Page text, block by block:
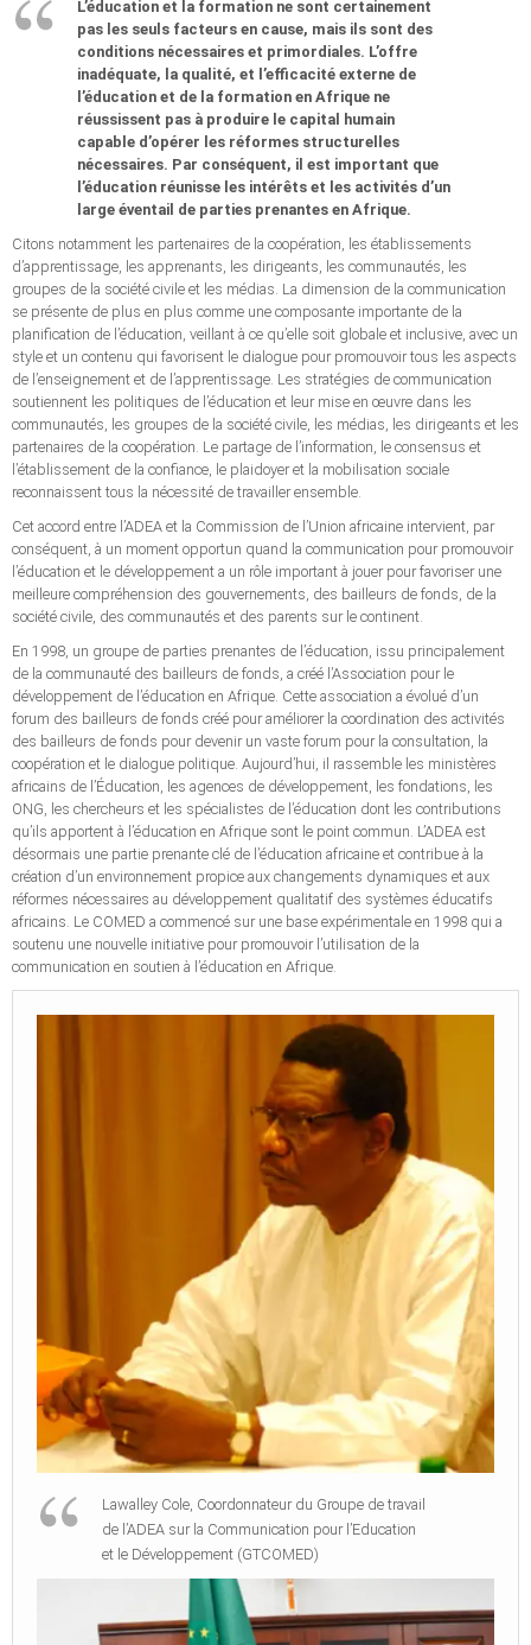
L’éducation et la formation ne sont certainement
pas les seuls facteurs en cause, mais ils sont des
conditions nécessaires et primordiales. L’offre
inadéquate, la qualité, et l’efficacité externe de
l’éducation et de la formation en Afrique ne
réussissent pas à produire le capital humain
capable d’opérer les réformes structurelles
nécessaires. Par conséquent, il est important que
l’éducation réunisse les intérêts et les activités d’un
large éventail de parties prenantes en Afrique.
Citons notamment les partenaires de la coopération, les établissements
d’apprentissage, les apprenants, les dirigeants, les communautés, les
groupes de la société civile et les médias. La dimension de la communication
se présente de plus en plus comme une composante importante de la
planification de l’éducation, veillant à ce qu’elle soit globale et inclusive, avec un
style et un contenu qui favorisent le dialogue pour promouvoir tous les aspects
de l’enseignement et de l’apprentissage. Les stratégies de communication
soutiennent les politiques de l’éducation et leur mise en œuvre dans les
communautés, les groupes de la société civile, les médias, les dirigeants et les
partenaires de la coopération. Le partage de l’information, le consensus et
l’établissement de la confiance, le plaidoyer et la mobilisation sociale
reconnaissent tous la nécessité de travailler ensemble.
Cet accord entre l’ADEA et la Commission de l’Union africaine intervient, par
conséquent, à un moment opportun quand la communication pour promouvoir
l’éducation et le développement a un rôle important à jouer pour favoriser une
meilleure compréhension des gouvernements, des bailleurs de fonds, de la
société civile, des communautés et des parents sur le continent.
En 1998, un groupe de parties prenantes de l’éducation, issu principalement
de la communauté des bailleurs de fonds, a créé l’Association pour le
développement de l’éducation en Afrique. Cette association a évolué d’un
forum des bailleurs de fonds créé pour améliorer la coordination des activités
des bailleurs de fonds pour devenir un vaste forum pour la consultation, la
coopération et le dialogue politique. Aujourd’hui, il rassemble les ministères
africains de l’Éducation, les agences de développement, les fondations, les
ONG, les chercheurs et les spécialistes de l’éducation dont les contributions
qu’ils apportent à l’éducation en Afrique sont le point commun. L’ADEA est
désormais une partie prenante clé de l’éducation africaine et contribue à la
création d’un environnement propice aux changements dynamiques et aux
réformes nécessaires au développement qualitatif des systèmes éducatifs
africains. Le COMED a commencé sur une base expérimentale en 1998 qui a
soutenu une nouvelle initiative pour promouvoir l’utilisation de la
communication en soutien à l’éducation en Afrique.
Lawalley Cole, Coordonnateur du Groupe de travail
de l’ADEA sur la Communication pour l’Education
et le Développement (GTCOMED)